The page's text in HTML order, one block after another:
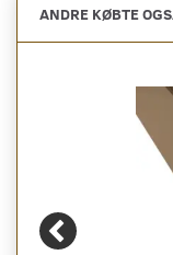
ANDRE KØBTE